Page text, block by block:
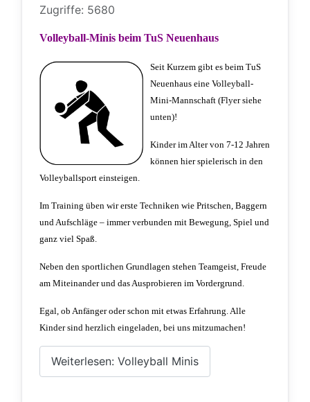
Zugriffe: 5680
Volleyball-Minis beim TuS Neuenhaus
Seit Kurzem gibt es beim TuS
Neuenhaus eine Volleyball-
Mini-Mannschaft (Flyer siehe
unten)!
Kinder im Alter von 7-12 Jahren
können hier spielerisch in den
Volleyballsport einsteigen.
Im Training üben wir erste Techniken wie Pritschen, Baggern
und Aufschläge – immer verbunden mit Bewegung, Spiel und
ganz viel Spaß.
Neben den sportlichen Grundlagen stehen Teamgeist, Freude
am Miteinander und das Ausprobieren im Vordergrund.
Egal, ob Anfänger oder schon mit etwas Erfahrung. Alle
Kinder sind herzlich eingeladen, bei uns mitzumachen!
Weiterlesen: Volleyball Minis